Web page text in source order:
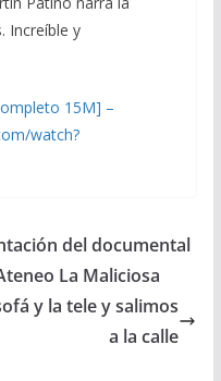
Increíble y
15M] –
watch?
del documental
La Maliciosa
y la tele y salimos
a la calle